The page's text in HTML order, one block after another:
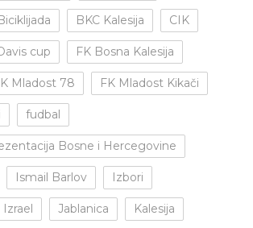
BKC Kalesija CIK
cup FK Bosna Kalesija
Mladost 78 FK Mladost Kikači
fudbal
Bosne i Hercegovine
Ismail Barlov Izbori
Izrael Jablanica Kalesija